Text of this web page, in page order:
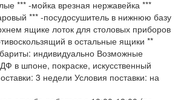
*** -мойка врезная нержавейка ***
*** -посудосушитель в нижнюю базу
ящике лоток для столовых приборов
в остальные ящики **
индивидуально Возможные
в шпоне, покраске, искусственный
3 недели Условия поставки: на